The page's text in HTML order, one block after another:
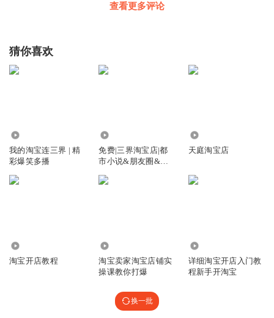
这不是浩纬
查看更多评论
猜你喜欢
我的淘宝连三界 | 精
彩爆笑多播
免费|三界淘宝店|都
市小说&朋友圈&打
天庭淘宝店
淘宝开店教程
淘宝卖家淘宝店铺实
操课教你打爆
详细淘宝开店入门教
程新手开淘宝
换一批